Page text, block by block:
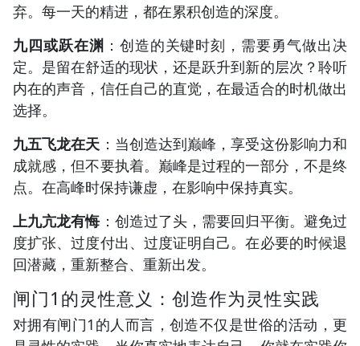
弃。每一天的精进，都在累积创造的深度。
九四或跃在渊 ：创造的关键时刻，需要勇气做出决
定。是留在舒适的现状，还是跃升到新的层次？聆听
内在的声音，信任自己的直觉，在最适合的时机做出
选择。
九五飞龙在天 ：当创造达到巅峰，享受这份影响力和
成就感，但不要执着。巅峰是过程的一部分，不是终
点。在高峰时保持谦虚，在影响中保持真实。
上九亢龙有悔：创造过了头，需要回归平衡。避免过
度扩张、过度付出、过度证明自己。在必要的时候退
回潜藏，重新整合、重新出发。
闸门1的灵性意义：创造作为灵性实践
对拥有闸门1的人而言，创造不仅是世俗的活动，更